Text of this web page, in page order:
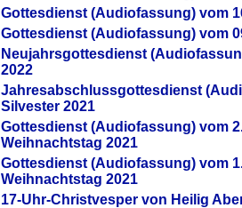
Gottesdienst (Audiofassung) vom
Gottesdienst (Audiofassung) vom
Neujahrsgottesdienst
2022
Jahresabschlussgottesdienst
Silvester 2021
Gottesdienst (Audiofassung) vom
Weihnachtstag 2021
Gottesdienst (Audiofassung) vom
Weihnachtstag 2021
17-Uhr-Christvesper von Heilig